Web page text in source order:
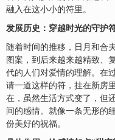
融入在这小小的符里。
发展历史：穿越时光的守护
随着时间的推移，日月和合
图案，到后来越来越精致、
代的人们对爱情的理解。在
请一道这样的符，挂在新房
在，虽然生活方式变了，但
间的感情。就像一条无形的
份美好的祝福。